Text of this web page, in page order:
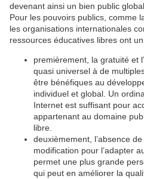
devenant ainsi un bien public global.
Pour les pouvoirs publics, comme
les organisations internationales
ressources éducatives libres ont
premièrement, la gratuité et
quasi universel à de
être bénéfiques au
individuel et global. Un
Internet est suffisant pour
appartenant au domaine
libre.
deuxièmement, l’absence
modification pour l’adapter
permet une plus grande
qui peut en améliorer la